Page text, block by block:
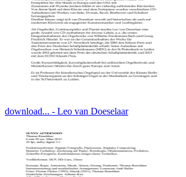
download... - Leo van Doeselaar